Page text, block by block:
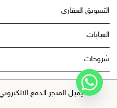
يقبل المتجر الدفع
التسويق العقاري
العبايات
شروحات
عبارات مبدعة